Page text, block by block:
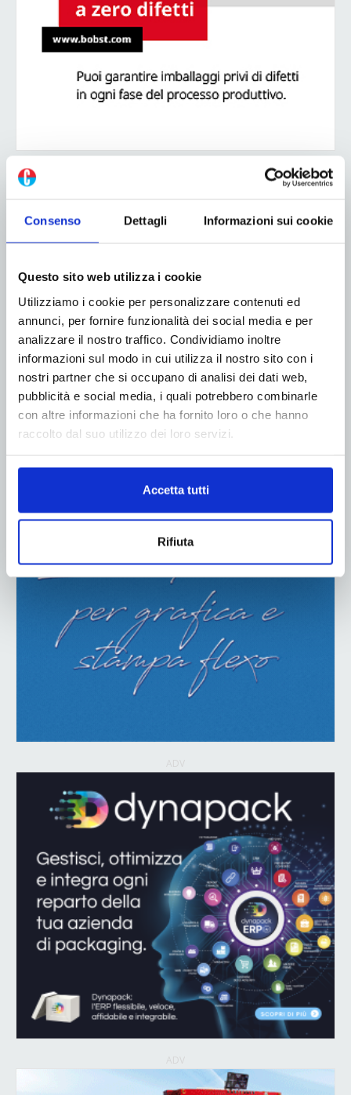
Consenso Dettagli Informazioni sui cookie
Questo sito web utilizza i cookie
Utilizziamo i cookie per personalizzare contenuti ed
annunci, per fornire funzionalità dei social media e per
analizzare il nostro traffico. Condividiamo inoltre
informazioni sul modo in cui utilizza il nostro sito con i
nostri partner che si occupano di analisi dei dati web,
pubblicità e social media, i quali potrebbero combinarle
con altre informazioni che ha fornito loro o che hanno
raccolto dal suo utilizzo dei loro servizi.
Accetta tutti
Rifiuta
ADV